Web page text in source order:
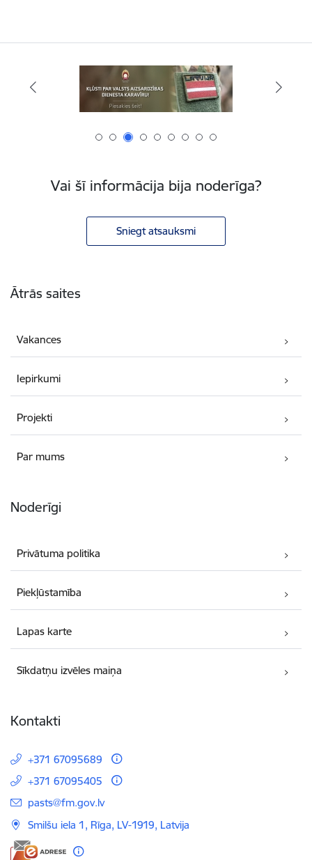
Vai šī informācija bija noderīga?
Sniegt atsauksmi
Ātrās saites
Vakances
Iepirkumi
Projekti
Par mums
Noderīgi
Privātuma politika
Piekļūstamība
Lapas karte
Sīkdatņu izvēles maiņa
Kontakti
+371 67095689
+371 67095405
E-pasts:
pasts@fm.gov.lv
Smilšu iela 1, Rīga, LV-1919, Latvija